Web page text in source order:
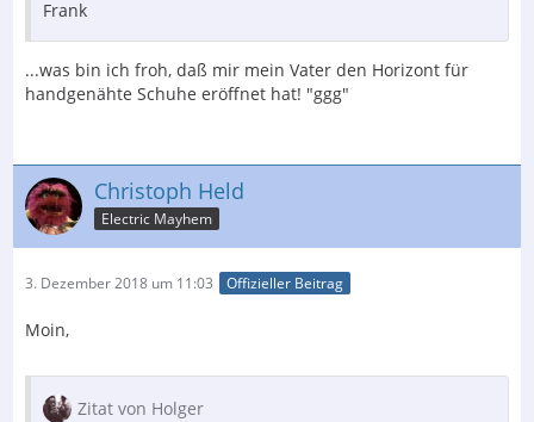
Frank
...was bin ich froh, daß mir mein Vater den Horizont für
handgenähte Schuhe eröffnet hat! "ggg"
Christoph Held
Electric Mayhem
3. Dezember 2018 um 11:03 Offizieller Beitrag
Moin,
Zitat von Holger